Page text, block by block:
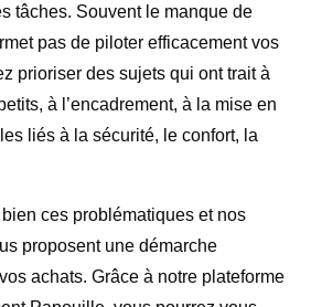
tâches. Souvent le manque de
pas de piloter efficacement vos
prioriser des sujets qui ont trait à
à l’encadrement, à la mise en
liés à la sécurité, le confort, la
ces problématiques et nos
proposent une démarche
achats. Grâce à notre plateforme